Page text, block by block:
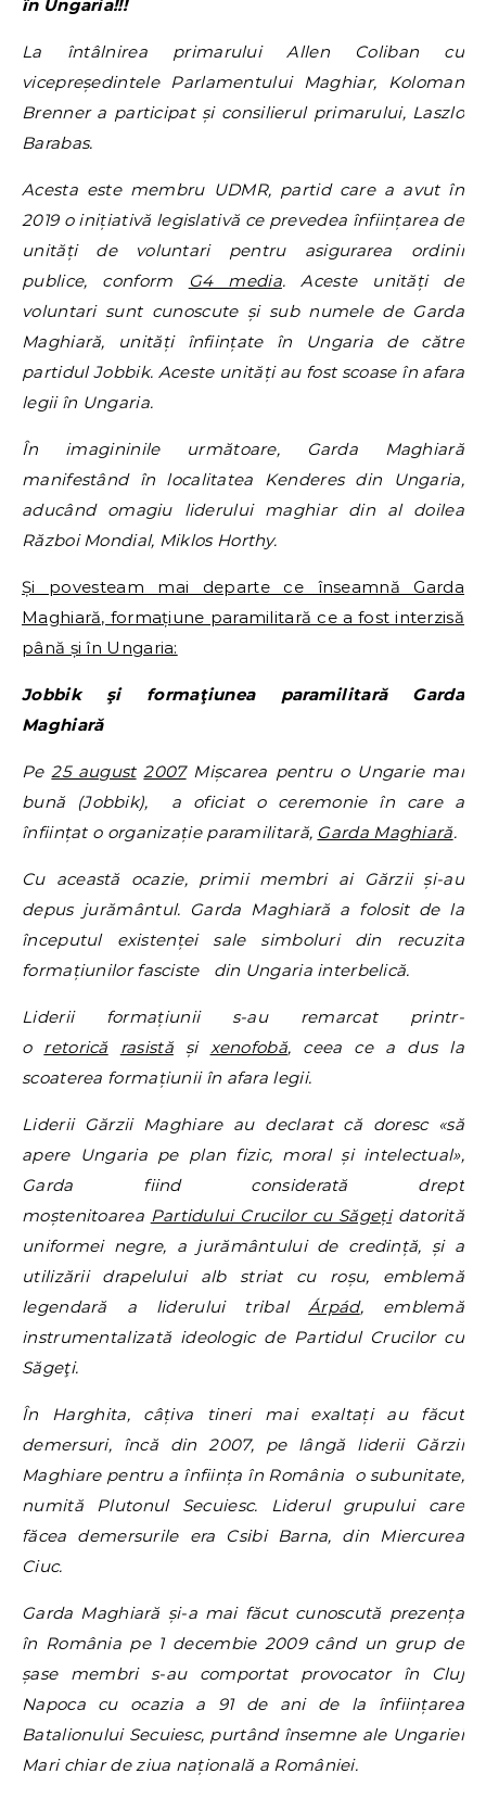
în Ungaria!!!
La întâlnirea primarului Allen Coliban cu
vicepreședintele Parlamentului Maghiar, Koloman
Brenner a participat și consilierul primarului, Laszlo
Barabas.
Acesta este membru UDMR, partid care a avut în
2019 o inițiativă legislativă ce prevedea înființarea de
unități de voluntari pentru asigurarea ordinii
publice, conform
G4 media. Aceste unități de
voluntari sunt cunoscute și sub numele de Garda
Maghiară, unități înființate în Ungaria de către
partidul Jobbik. Aceste unități au fost scoase în afara
legii în Ungaria.
În imagininile următoare, Garda Maghiară
manifestând în localitatea Kenderes din Ungaria,
aducând omagiu liderului maghiar din al doilea
Război Mondial, Miklos Horthy.
Și povesteam mai departe ce înseamnă Garda
Maghiară, formațiune paramilitară ce a fost interzisă
până și în Ungaria:
Jobbik şi formaţiunea paramilitară Garda
Maghiară
Pe25 august 2007Mișcarea pentru o Ungarie mai
bună (Jobbik), a oficiat o ceremonie în care a
înființat o organizație paramilitară, Garda Maghiară.
Cu această ocazie, primii membri ai Gărzii și-au
depus jurământul. Garda Maghiară a folosit de la
începutul existenței sale simboluri din recuzita
formațiunilor fasciste din Ungaria interbelică.
Liderii formațiunii s-au remarcat printr-
o retorică rasistăși xenofobă, ceea ce a dus la
scoaterea formațiunii în afara legii.
Liderii Gărzii Maghiare au declarat că doresc «să
apere Ungaria pe plan fizic, moral și intelectual»,
Garda fiind considerată drept
moștenitoarea Partidului Crucilor cu Săgețidatorită
uniformei negre, a jurământului de credință, și a
utilizării drapelului alb striat cu roșu, emblemă
legendară a liderului tribalÁrpád, emblemă
instrumentalizată ideologic de Partidul Crucilor cu
Săgeţi.
În Harghita, câțiva tineri mai exaltați au făcut
demersuri, încă din 2007, pe lângă liderii Gărzii
Maghiare pentru a înființa în România o subunitate,
numită Plutonul Secuiesc. Liderul grupului care
făcea demersurile era Csibi Barna, din Miercurea
Ciuc.
Garda Maghiară și-a mai făcut cunoscută prezența
în România pe 1 decembie 2009 când un grup de
șase membri s-au comportat provocator în Cluj
Napoca cu ocazia a 91 de ani de la înființarea
Batalionului Secuiesc, purtând însemne ale Ungariei
Mari chiar de ziua națională a României.